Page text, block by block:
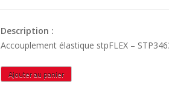
Description :
Accouplement élastique stpFLEX –
quantité
de
Ajouter au panier